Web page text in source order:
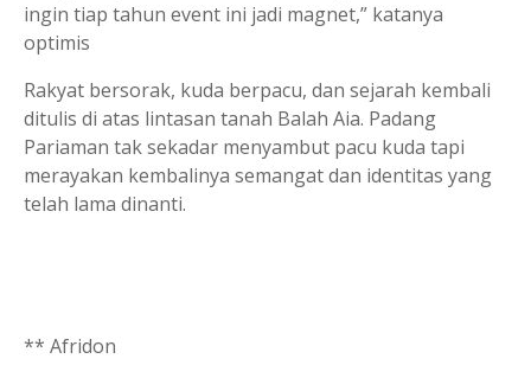
ingin tiap tahun event ini jadi magnet,” katanya
optimis
Rakyat bersorak, kuda berpacu, dan sejarah kembali
ditulis di atas lintasan tanah Balah Aia. Padang
Pariaman tak sekadar menyambut pacu kuda tapi
merayakan kembalinya semangat dan identitas yang
telah lama dinanti.
** Afridon